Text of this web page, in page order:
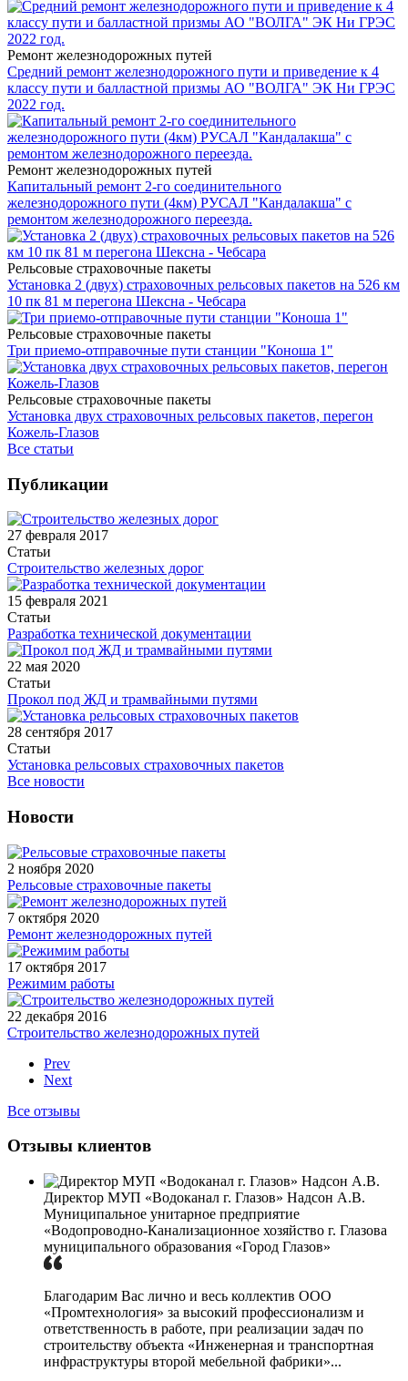
Ремонт железнодорожных путей
Средний ремонт железнодорожного пути и приведение к 4
классу пути и балластной призмы АО "ВОЛГА" ЭК Ни ГРЭС
2022 год.
Ремонт железнодорожных путей
Капитальный ремонт 2-го соединительного
железнодорожного пути (4км) РУСАЛ "Кандалакша" с
ремонтом железнодорожного переезда.
Рельсовые страховочные пакеты
Установка 2 (двух) страховочных рельсовых пакетов на 526 км
10 пк 81 м перегона Шексна - Чебсара
Рельсовые страховочные пакеты
Три приемо-отправочные пути станции "Коноша 1"
Рельсовые страховочные пакеты
Установка двух страховочных рельсовых пакетов, перегон
Кожель-Глазов
Все статьи
Публикации
27 февраля 2017
Статьи
Строительство железных дорог
15 февраля 2021
Статьи
Разработка технической документации
22 мая 2020
Статьи
Прокол под ЖД и трамвайными путями
28 сентября 2017
Статьи
Установка рельсовых страховочных пакетов
Все новости
Новости
2 ноября 2020
Рельсовые страховочные пакеты
7 октября 2020
Ремонт железнодорожных путей
17 октября 2017
Режимим работы
22 декабря 2016
Строительство железнодорожных путей
Prev
Next
Все отзывы
Отзывы клиентов
Директор МУП «Водоканал г. Глазов» Надсон А.В.
Муниципальное унитарное предприятие
«Водопроводно-Канализационное хозяйство г. Глазова
муниципального образования «Город Глазов»
Благодарим Вас лично и весь коллектив ООО
«Промтехнология» за высокий профессионализм и
ответственность в работе, при реализации задач по
строительству объекта «Инженерная и транспортная
инфраструктуры второй мебельной фабрики»...